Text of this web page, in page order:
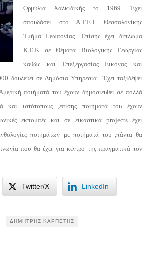
Ορμύλια Χαλκιδικής το 1969. Έχει
σπουδάσει στο Α.Τ.Ε.Ι. Θεσσαλονίκης
Τμήμα Γεωπονίας. Επίσης έχει δίπλωμα
Κ.Ε.Κ σε Θέματα Βιολογικής Γεωργίας
καθώς και Επεξεργασίας Εικόνας και
δουλεύει σε Δημόσια Υπηρεσία. .Έχει ταξιδέψει
ποιήματά του έχουν δημοσιευθεί σε πολλά
και ιστότοπους ,επίσης ποιήματά του έχουν
εκπομπές και σε εικαστικά projects έχει
ποιημάτων με ποιήματά του ,πάντα θα
που θα έχει για κέντρο της πραγματικά τον
Twitter/X LinkedIn
ΔΗΜΉΤΡΗΣ ΚΑΡΠΈΤΗΣ